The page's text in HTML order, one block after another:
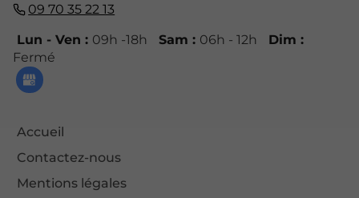
09 70 35 22 13
Lun - Ven : 09h -18h Sam : 06h - 12h
Dim :
Fermé
Accueil
Contactez-nous
Mentions légales